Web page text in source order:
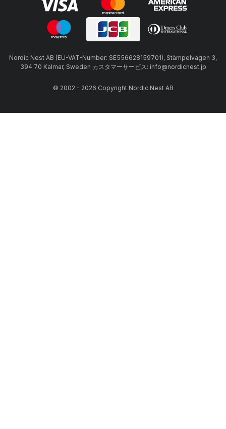
Nordic Nest AB (EU-VAT-Number: SE556628159701), Stämpelvägen 3,
394 70 Kalmar, Sweden カスタマーサービス: info@nordicnest.jp
© 2002 - 2026 Copyright Nordic Nest AB